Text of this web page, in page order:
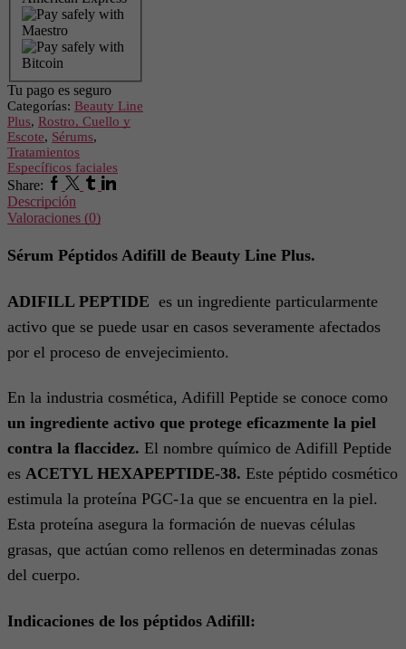
Tu pago es seguro
Categorías: Beauty Line
Plus, Rostro, Cuello y
Escote, Sérums,
Tratamientos
Específicos faciales
Share: Facebook
Twitter
TumblrLinkedin
Descripción
Valoraciones (0)
Sérum Péptidos Adifill de Beauty Line Plus.
ADIFILL PEPTIDE es un ingrediente particularmente
activo que se puede usar en casos severamente afectados
por el proceso de envejecimiento.
En la industria cosmética, Adifill Peptide se conoce como
un ingrediente activo que protege eficazmente la piel
contra la flaccidez. El nombre químico de Adifill Peptide
es ACETYL HEXAPEPTIDE-38. Este péptido cosmético
estimula la proteína PGC-1a que se encuentra en la piel.
Esta proteína asegura la formación de nuevas células
grasas, que actúan como rellenos en determinadas zonas
del cuerpo.
Indicaciones de los péptidos Adifill: